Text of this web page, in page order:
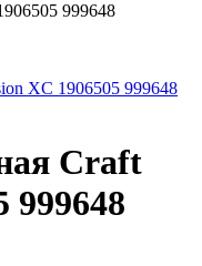
999648
Craft
999648